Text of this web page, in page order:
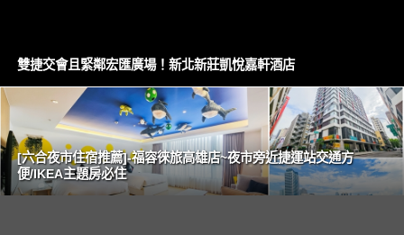
雙捷交會且緊鄰宏匯廣場！新北新莊凱悅嘉軒酒店
[六合夜市住宿推薦]-福容徠旅高雄店~夜市旁近捷運站交通方
便/IKEA主題房必住